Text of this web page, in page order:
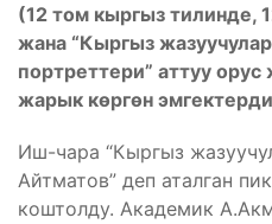
(12 том кыргыз тилинде,
жана “Кыргыз
портреттери” аттуу орус
жарык көргөн
Иш-чара “Кыргыз
Айтматов” деп аталган
коштолду. Академик